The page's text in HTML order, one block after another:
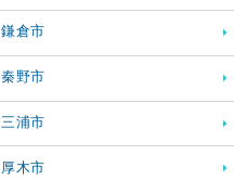
鎌倉市
秦野市
三浦市
厚木市